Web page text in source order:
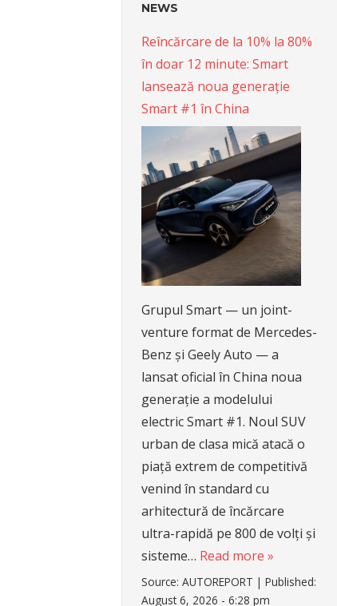
NEWS
Reîncărcare de la 10% la 80%
în doar 12 minute: Smart
lansează noua generație
Smart #1 în China
Grupul Smart — un joint-
venture format de Mercedes-
Benz și Geely Auto — a
lansat oficial în China noua
generație a modelului
electric Smart #1. Noul SUV
urban de clasa mică atacă o
piață extrem de competitivă
venind în standard cu
arhitectură de încărcare
ultra-rapidă pe 800 de volți și
sisteme… Read more »
Source:AUTOREPORT |Published:
August 6, 2026 - 6:28 pm